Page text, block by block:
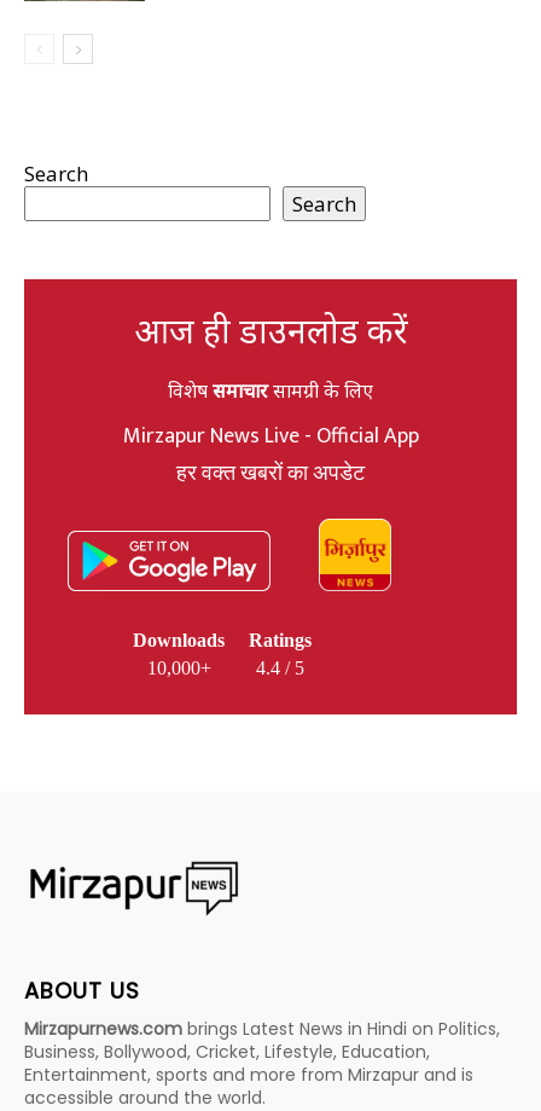
Search
Search
आज ही डाउनलोड करें
विशेषसमाचारसामग्री के लिए
Mirzapur News Live - Official App
हर वक्त खबरों का अपडेट
Downloads
10,000+
Ratings
4.4 / 5
ABOUT US
Mirzapurnews.com brings Latest News in Hindi on Politics,
Business, Bollywood, Cricket, Lifestyle, Education,
Entertainment, sports and more from Mirzapur and is
accessible around the world.